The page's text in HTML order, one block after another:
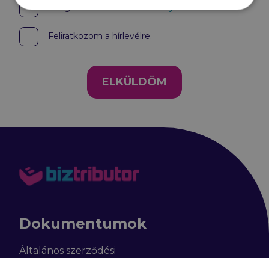
Elfogadom azadatvédelmi nyilatkozatot.
Feliratkozom a hírlevélre.
ELKÜLDÖM
Dokumentumok
Általános szerződési